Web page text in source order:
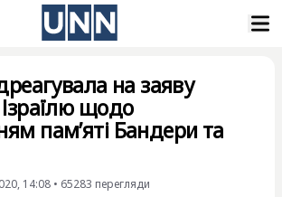
на заяву
щодо
пам’яті Бандери та
14:08 • 65283 перегляди